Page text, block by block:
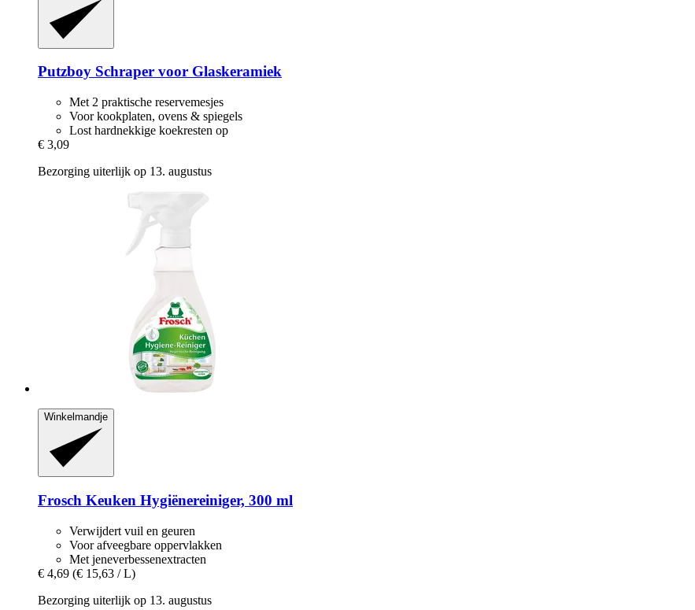
Putzboy Schraper voor Glaskeramiek
Met 2 praktische reservemesjes
Voor kookplaten, ovens & spiegels
Lost hardnekkige koekresten op
€ 3,09
Bezorging uiterlijk op 13. augustus
Winkelmandje
Frosch Keuken Hygiënereiniger, 300 ml
Verwijdert vuil en geuren
Voor afveegbare oppervlakken
Met jeneverbessenextracten
€ 4,69 (€ 15,63 / L)
Bezorging uiterlijk op 13. augustus